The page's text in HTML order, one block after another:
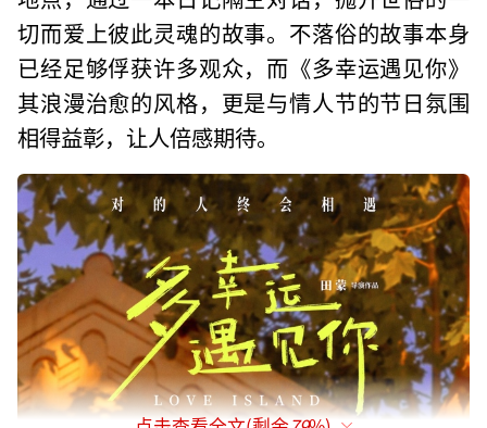
切而爱上彼此灵魂的故事。不落俗的故事本身
已经足够俘获许多观众，而《多幸运遇见你》
其浪漫治愈的风格，更是与情人节的节日氛围
相得益彰，让人倍感期待。